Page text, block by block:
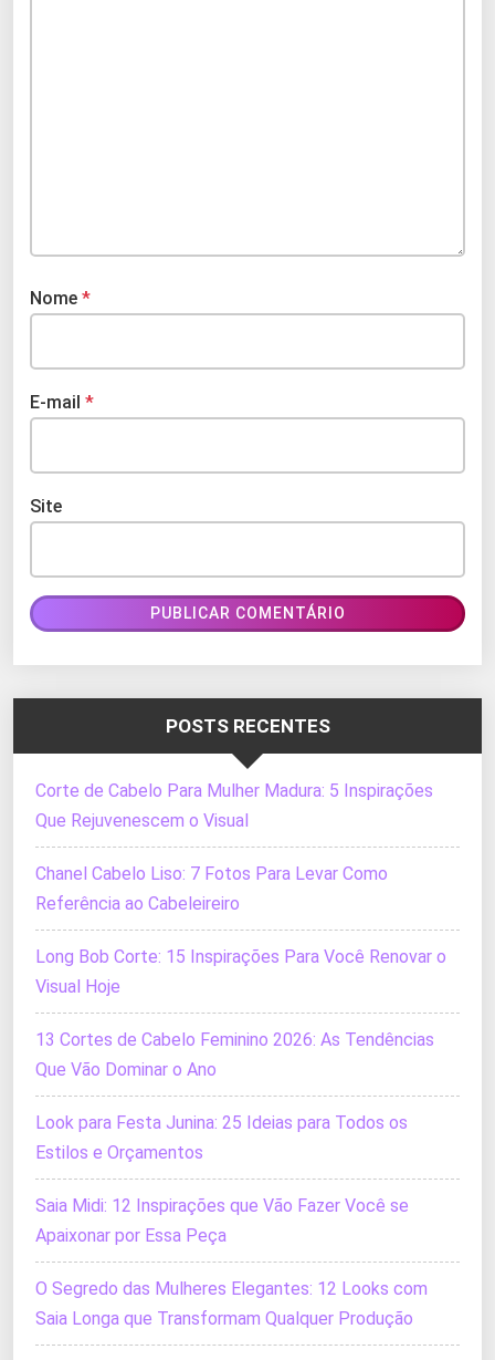
Nome *
E-mail *
Site
POSTS RECENTES
Corte de Cabelo Para Mulher Madura: 5 Inspirações
Que Rejuvenescem o Visual
Chanel Cabelo Liso: 7 Fotos Para Levar Como
Referência ao Cabeleireiro
Long Bob Corte: 15 Inspirações Para Você Renovar o
Visual Hoje
13 Cortes de Cabelo Feminino 2026: As Tendências
Que Vão Dominar o Ano
Look para Festa Junina: 25 Ideias para Todos os
Estilos e Orçamentos
Saia Midi: 12 Inspirações que Vão Fazer Você se
Apaixonar por Essa Peça
O Segredo das Mulheres Elegantes: 12 Looks com
Saia Longa que Transformam Qualquer Produção